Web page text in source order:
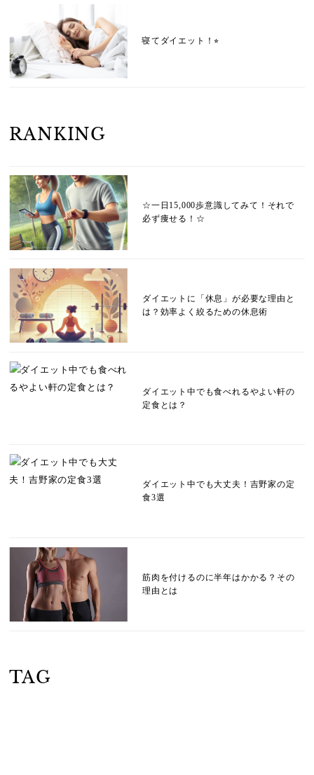
寝てダイエット！⭐︎
RANKING
☆一日15,000歩意識してみて！それで
必ず痩せる！☆
ダイエットに「休息」が必要な理由と
は？効率よく絞るための休息術
ダイエット中でも食べれるやよい軒の
定食とは？
ダイエット中でも大丈夫！吉野家の定
食3選
筋肉を付けるのに半年はかかる？その
理由とは
TAG